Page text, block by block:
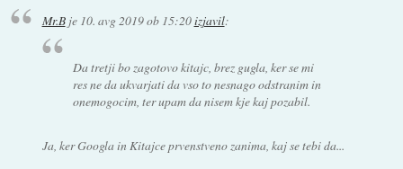
Mr.Bje 10. avg 2019 ob 15:20izjavil:
Da tretji bo zagotovo kitajc, brez gugla, ker se mi
res ne da ukvarjati da vso to nesnago odstranim in
onemogocim, ter upam da nisem kje kaj pozabil.
Ja, ker Googla in Kitajce prvenstveno zanima, kaj se tebi da...